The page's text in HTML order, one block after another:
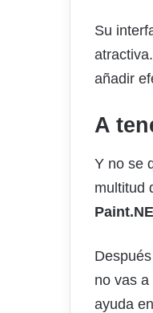
Su
añadir
A
Y no se
multitud
no vas
ayuda